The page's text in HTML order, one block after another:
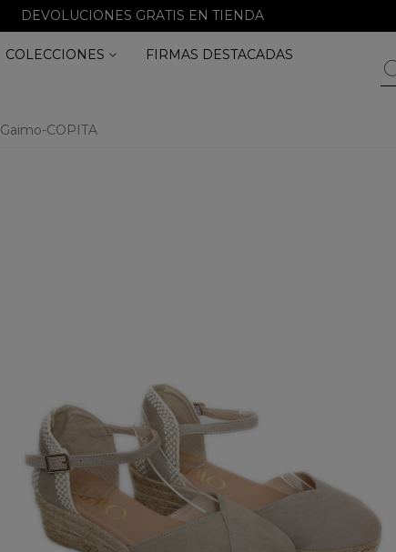
DEVOLUCIONES GRATIS EN TIENDA
COLECCIONES
FIRMAS DESTACADAS
Gaimo-COPITA